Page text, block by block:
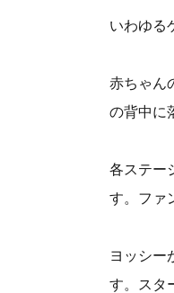
いわゆる
赤ちゃん
の背中に
各ステー
す。ファ
ヨッシー
す。スタ